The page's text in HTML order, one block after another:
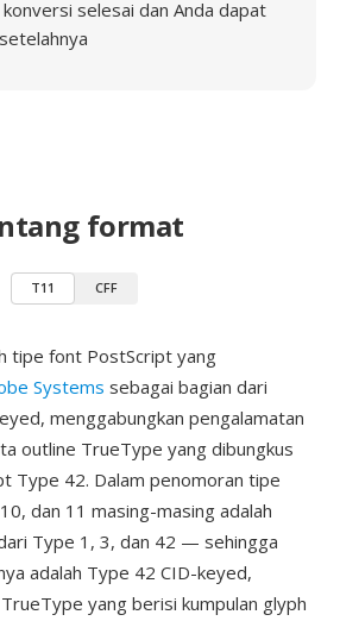
selesai dan Anda dapat
format
T11 CFF
tipe font PostScript yang
Systems sebagai bagian dari
menggabungkan pengalamatan
outline TrueType yang dibungkus
Type 42. Dalam penomoran tipe
dan 11 masing-masing adalah
Type 1, 3, dan 42 — sehingga
adalah Type 42 CID-keyed,
yang berisi kumpulan glyph